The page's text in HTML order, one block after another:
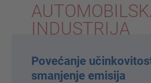
INDUSTRIJA
Povećanje
smanjenje emisija